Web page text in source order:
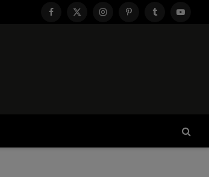
Facebook
X
InstagramPinterestTumblr